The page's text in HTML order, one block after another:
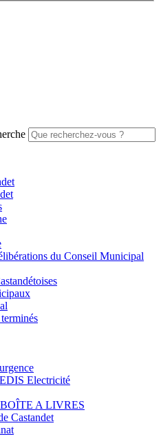
du Conseil Municipal
Electricité
A LIVRES
Castandet